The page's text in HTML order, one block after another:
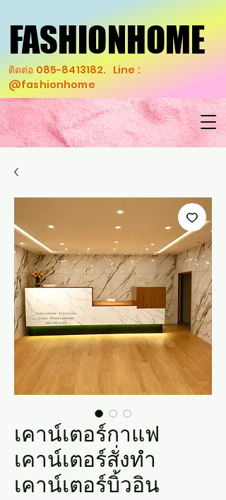
FASHIONHOME
FASHIONHOME
ติดต่อ 085-8413182. Line :
@fashionhome
เคาน์เตอร์กาแฟ
เคาน์เตอร์สั่งทำ
เคาน์เตอร์บิ้วอิน